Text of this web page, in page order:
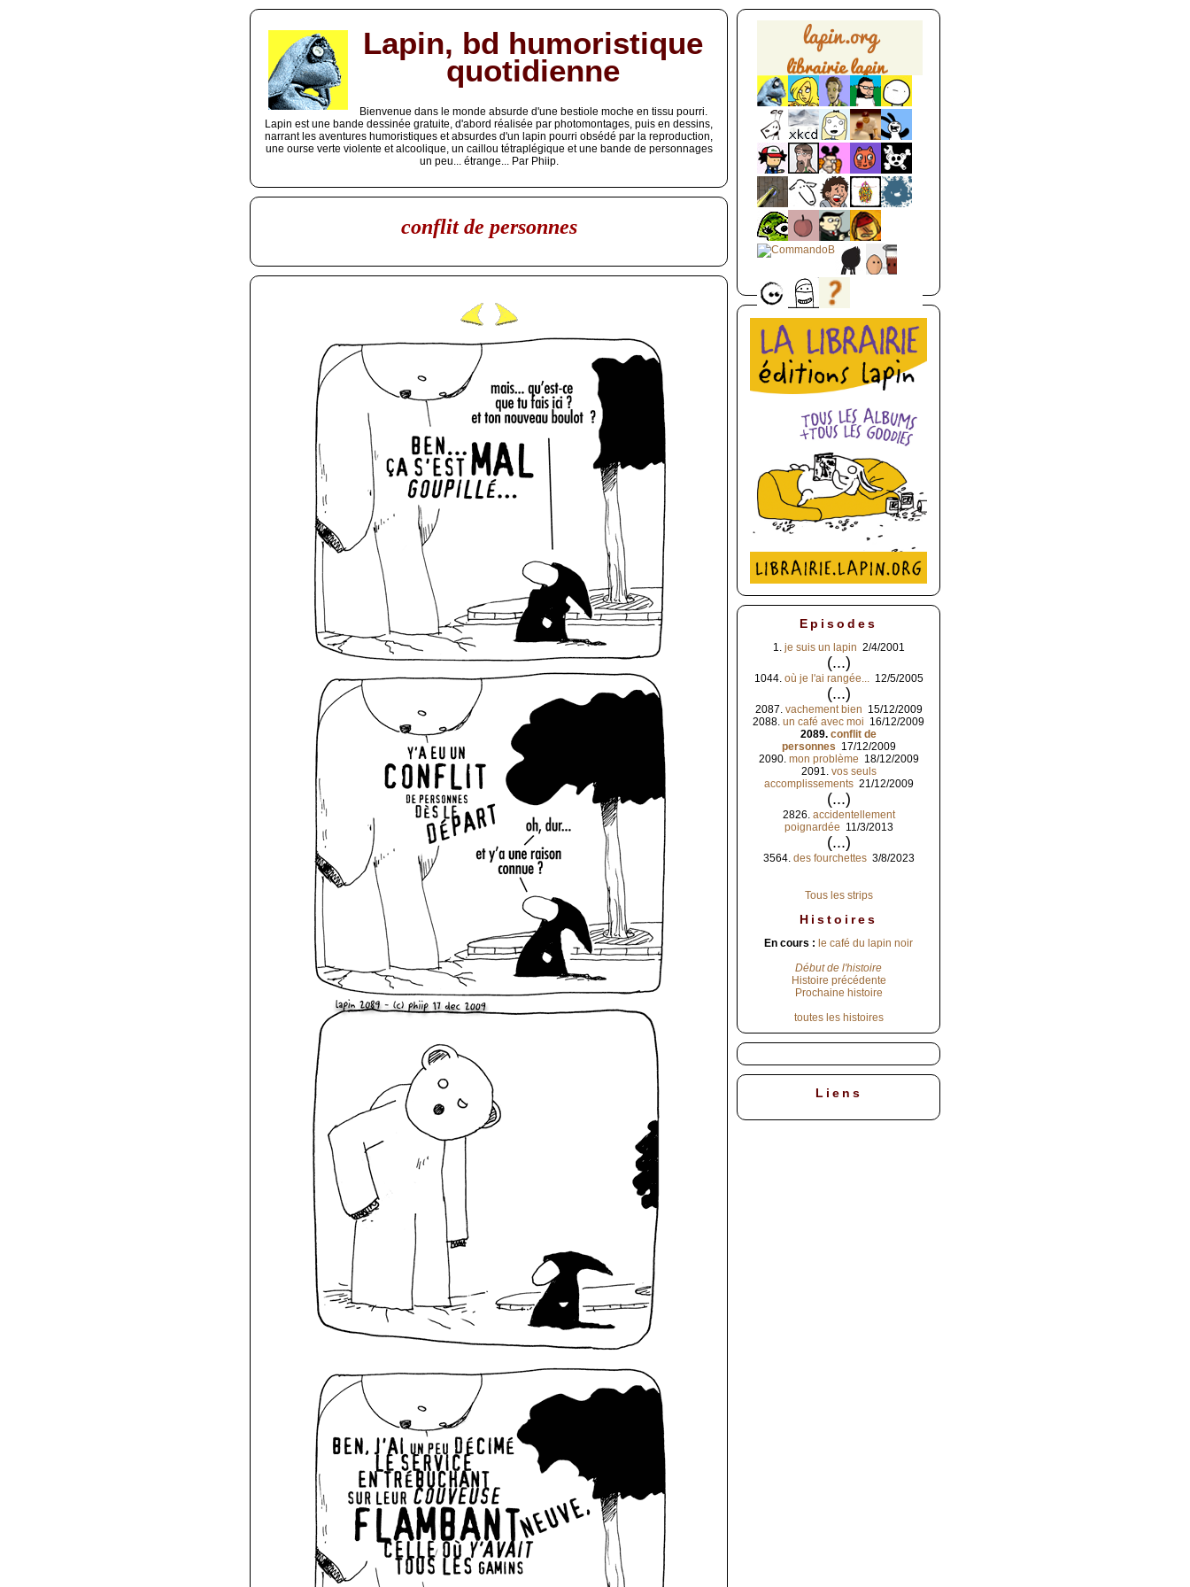
Lapin, bd humoristique
quotidienne
Bienvenue dans le monde absurde d'une bestiole moche en tissu pourri.
Lapin est une bande dessinée gratuite, d'abord réalisée par photomontages, puis en dessins,
narrant les aventures humoristiques et absurdes d'un lapin pourri obsédé par la reproduction,
une ourse verte violente et alcoolique, un caillou tétraplégique et une bande de personnages
un peu... étrange... Par Phiip.
conflit de personnes
Episodes
1. je suis un lapin 2/4/2001
(...)
1044. où je l'ai rangée...12/5/2005
(...)
2087. vachement bien 15/12/2009
2088. un café avec moi 16/12/2009
2089. conflit de
personnes 17/12/2009
2090. mon problème 18/12/2009
2091. vos seuls
accomplissements21/12/2009
(...)
2826. accidentellement
poignardée 11/3/2013
(...)
3564. des fourchettes3/8/2023
Tous les strips
Histoires
En cours : le café du lapin noir
Début de l'histoire
Histoire précédente
Prochaine histoire
toutes les histoires
Liens